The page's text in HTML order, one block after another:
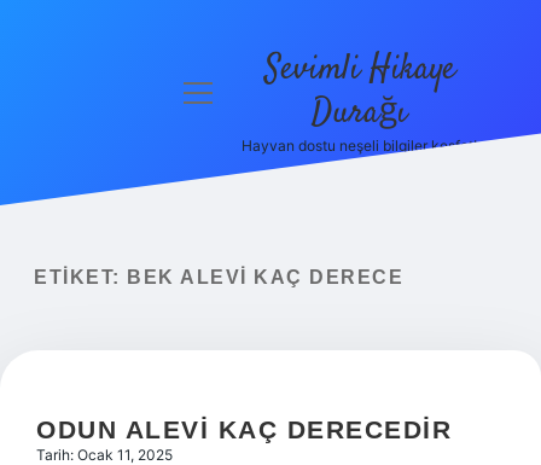
menüyü
Sevimli Hikaye
Durağı
Hayvan dostu neşeli bilgiler keşfet!
ETIKET: BEK ALEVI KAÇ DERECE
ODUN ALEVI KAÇ DERECEDIR
Tarih: Ocak 11, 2025